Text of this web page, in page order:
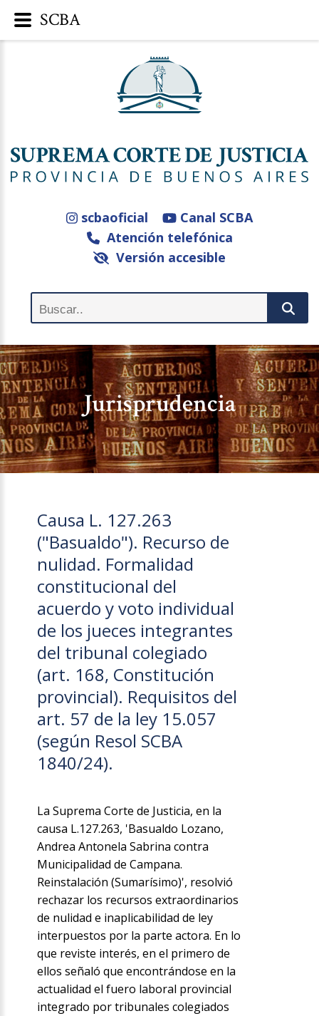
scbaoficial
Canal SCBA
Atención telefónica
Versión accesible
Jurisprudencia
Causa L. 127.263
("Basualdo"). Recurso de
nulidad. Formalidad
constitucional del
acuerdo y voto individual
de los jueces integrantes
del tribunal colegiado
(art. 168, Constitución
provincial). Requisitos del
art. 57 de la ley 15.057
(según Resol SCBA
1840/24).
La Suprema Corte de Justicia, en la
causa L.127.263, 'Basualdo Lozano,
Andrea Antonela Sabrina contra
Municipalidad de Campana.
Reinstalación (Sumarísimo)', resolvió
rechazar los recursos extraordinarios
de nulidad e inaplicabilidad de ley
interpuestos por la parte actora. En lo
que reviste interés, en el primero de
ellos señaló que encontrándose en la
actualidad el fuero laboral provincial
integrado por tribunales colegiados
SCBA